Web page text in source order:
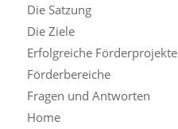
Die Satzung
Die Ziele
Erfolgreiche Förderprojekte
Förderbereiche
Fragen und Antworten
Home